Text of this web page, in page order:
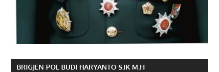
BRIGJEN POL BUDI HARYANTO S.IK M.H